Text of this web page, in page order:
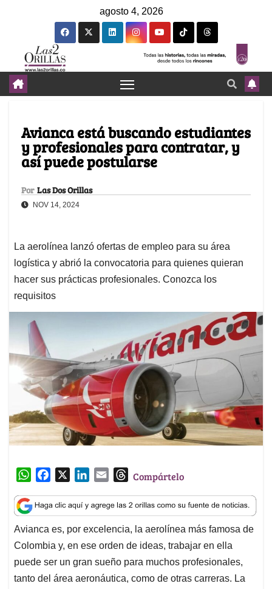
agosto 4, 2026
Avianca está buscando estudiantes
y profesionales para contratar, y
así puede postularse
Por Las Dos Orillas
NOV 14, 2024
La aerolínea lanzó ofertas de empleo para su área
logística y abrió la convocatoria para quienes quieran
hacer sus prácticas profesionales. Conozca los
requisitos
W
a
t
s
A
p
p
c
e
b
o
o
k
n
k
e
d
I
n
a
i
l
T
r
e
a
d
s
Compártelo
Avianca es, por excelencia, la aerolínea más famosa de
Colombia y, en ese orden de ideas, trabajar en ella
puede ser un gran sueño para muchos profesionales,
tanto del área aeronáutica, como de otras carreras. La